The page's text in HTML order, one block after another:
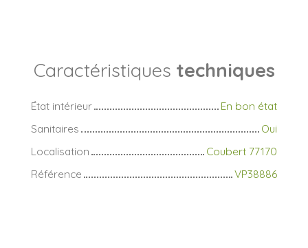
Caractéristiques techniques
État intérieur
En bon état
Sanitaires
Oui
Localisation
Coubert 77170
Référence
VP38886